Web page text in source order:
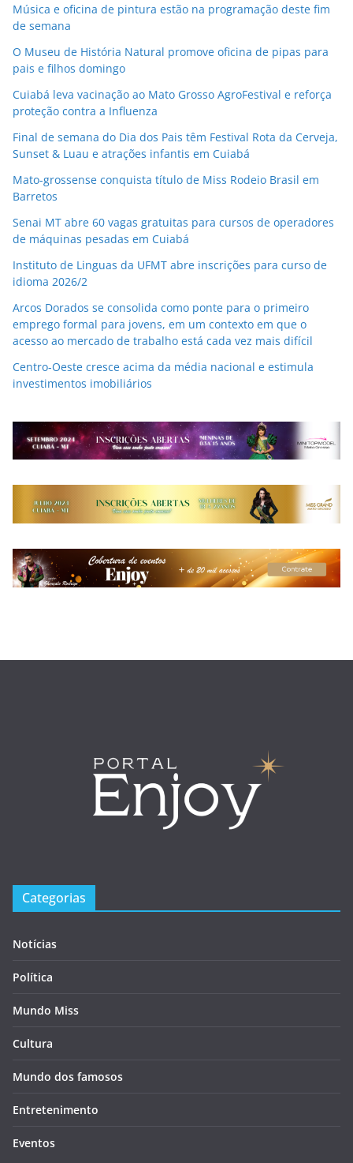
Música e oficina de pintura estão na programação deste fim
de semana
O Museu de História Natural promove oficina de pipas para
pais e filhos domingo
Cuiabá leva vacinação ao Mato Grosso AgroFestival e reforça
proteção contra a Influenza
Final de semana do Dia dos Pais têm Festival Rota da Cerveja,
Sunset & Luau e atrações infantis em Cuiabá
Mato-grossense conquista título de Miss Rodeio Brasil em
Barretos
Senai MT abre 60 vagas gratuitas para cursos de operadores
de máquinas pesadas em Cuiabá
Instituto de Linguas da UFMT abre inscrições para curso de
idioma 2026/2
Arcos Dorados se consolida como ponte para o primeiro
emprego formal para jovens, em um contexto em que o
acesso ao mercado de trabalho está cada vez mais difícil
Centro-Oeste cresce acima da média nacional e estimula
investimentos imobiliários
Categorias
Notícias
Política
Mundo Miss
Cultura
Mundo dos famosos
Entretenimento
Eventos